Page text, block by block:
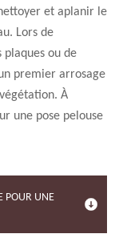
et aplanir le
Lors de
plaques ou de
premier arrosage
À
une pose pelouse
POUR UNE